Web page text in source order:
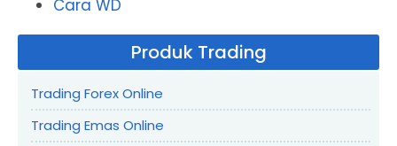
Cara WD
Produk Trading
Trading Forex Online
Trading Emas Online